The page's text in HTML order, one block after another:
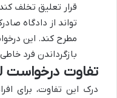
قرار تعلیق تخلف
تواند از دادگاه
مطرح کند. این
بازگرداندن فرد
تفاوت درخواست
درک این تفاوت، برای